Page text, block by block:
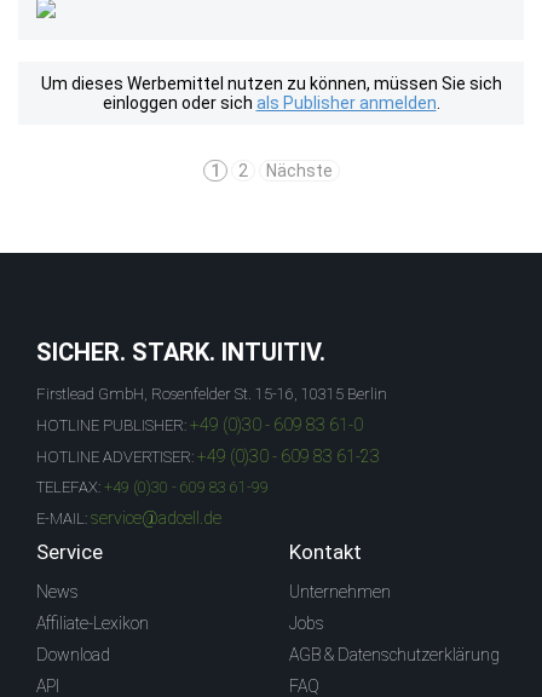
Um dieses Werbemittel nutzen zu können, müssen Sie sich
einloggen oder sich als Publisher anmelden
1 2 Nächste
SICHER. STARK. INTUITIV.
Firstlead GmbH, Rosenfelder St. 15-16, 10315 Berlin
HOTLINE PUBLISHER: +49 (0)30 - 609 83 61-0
HOTLINE ADVERTISER: +49 (0)30 - 609 83 61-23
TELEFAX: +49 (0)30 - 609 83 61-99
E-MAIL: service@adcell.de
Service
News
Affiliate-Lexikon
Download
API
Kontakt
Unternehmen
Jobs
AGB & Datenschutzerklärung
FAQ